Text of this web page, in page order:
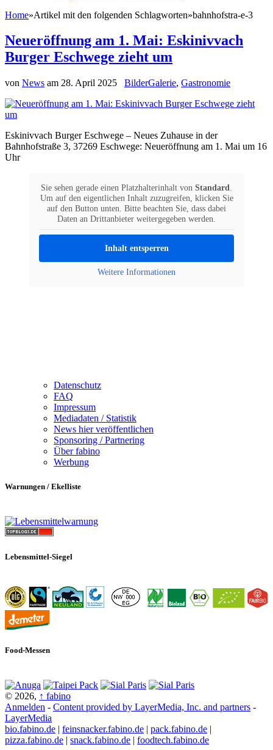
Home»Artikel mit den folgenden Schlagworten»bahnhofstra-e-3
Neueröffnung am 1. Mai: Eskinivvach
Burger Eschwege zieht um
von News am 28. April 2025 BilderGalerie, Gastronomie
Eskinivvach Burger Eschwege – Neues Zuhause in der
Bahnhofstraße 3, 37269 Eschwege: Neueröffnung am 1. Mai um 16
Uhr
Sie sehen gerade einen Platzhalterinhalt von Standard.
Um auf den eigentlichen Inhalt zuzugreifen, klicken Sie
auf den Button unten. Bitte beachten Sie, dass dabei
Daten an Drittanbieter weitergegeben werden.
Inhalt entsperren
Weitere Informationen
Datenschutz
FAQ
Impressum
Mediadaten / Statistik
News hier veröffentlichen
Sponsoring / Partnering
Über fabino
Werbung
Warnungen / Ekelliste
Lebensmittel-Siegel
Food-Messen
© 2026, ↑ fabino
Anmelden - Content provided by LayerMedia, Inc. and partners -
LayerMedia
bio.fabino.de | feinsnacker.fabino.de | pack.fabino.de |
pizza.fabino.de | snack.fabino.de | foodtech.fabino.de